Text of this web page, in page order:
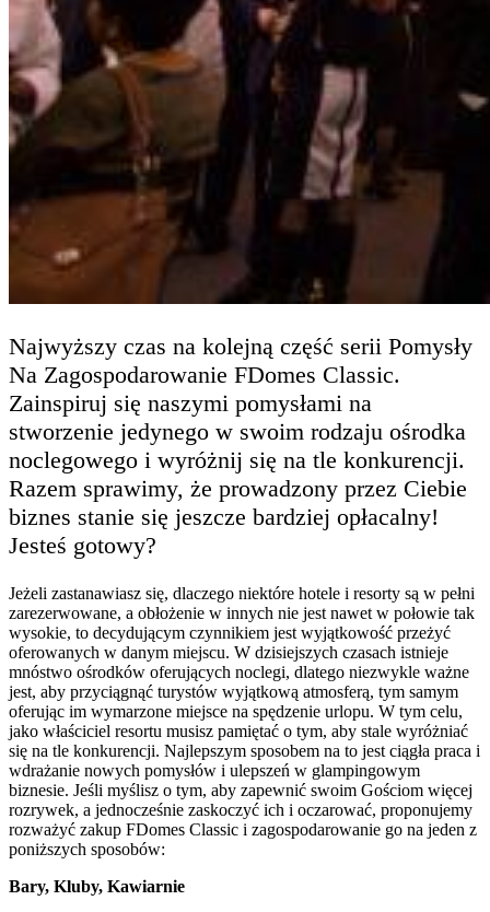
Najwyższy czas na kolejną część serii Pomysły
Na Zagospodarowanie FDomes Classic.
Zainspiruj się naszymi pomysłami na
stworzenie jedynego w swoim rodzaju ośrodka
noclegowego i wyróżnij się na tle konkurencji.
Razem sprawimy, że prowadzony przez Ciebie
biznes stanie się jeszcze bardziej opłacalny!
Jesteś gotowy?
Jeżeli zastanawiasz się, dlaczego niektóre hotele i resorty są w pełni
zarezerwowane, a obłożenie w innych nie jest nawet w połowie tak
wysokie, to decydującym czynnikiem jest wyjątkowość przeżyć
oferowanych w danym miejscu. W dzisiejszych czasach istnieje
mnóstwo ośrodków oferujących noclegi, dlatego niezwykle ważne
jest, aby przyciągnąć turystów wyjątkową atmosferą, tym samym
oferując im wymarzone miejsce na spędzenie urlopu. W tym celu,
jako właściciel resortu musisz pamiętać o tym, aby stale wyróżniać
się na tle konkurencji. Najlepszym sposobem na to jest ciągła praca i
wdrażanie nowych pomysłów i ulepszeń w glampingowym
biznesie. Jeśli myślisz o tym, aby zapewnić swoim Gościom więcej
rozrywek, a jednocześnie zaskoczyć ich i oczarować, proponujemy
rozważyć zakup FDomes Classic i zagospodarowanie go na jeden z
poniższych sposobów:
Bary, Kluby, Kawiarnie